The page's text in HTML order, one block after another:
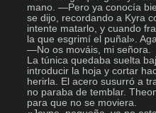
mano. —Pero ya conocía
se dijo, recordando a Kyra
intente matarlo, y cuando
la que esgrimí el puñal».
—No os mováis, mi señora.
La túnica quedaba suelta
introducir la hoja y cortar
herirla. El acero susurró a
no paraba de temblar.
para que no se moviera.